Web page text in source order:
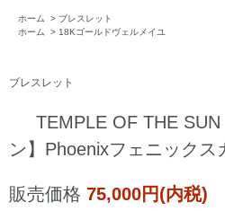
ホーム > ブレスレット
ホーム
> 18Kゴールドヴェルメイユ
ブレスレット
TEMPLE OF THE
ン】Phoenixフェニック
販売価格 75,000円(内税)